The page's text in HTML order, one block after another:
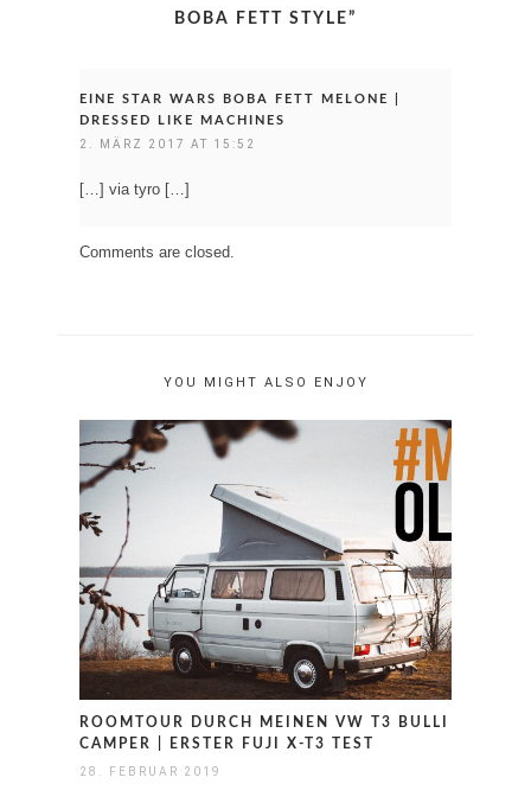
BOBA FETT STYLE”
EINE STAR WARS BOBA FETT MELONE |
DRESSED LIKE MACHINES
2. MÄRZ 2017 AT 15:52
[…] via tyro […]
Comments are closed.
YOU MIGHT ALSO ENJOY
ROOMTOUR DURCH MEINEN VW T3 BULLI
CAMPER | ERSTER FUJI X-T3 TEST
28. FEBRUAR 2019